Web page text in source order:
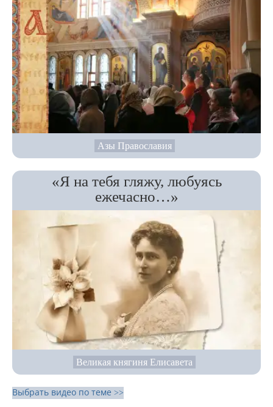
Азы Православия
«Я на тебя гляжу, любуясь
ежечасно…»
Великая княгиня Елисавета
Выбрать видео по теме >>